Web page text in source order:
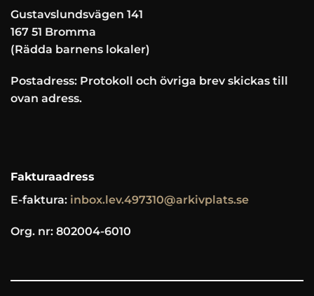
Gustavslundsvägen 141
167 51 Bromma
(Rädda barnens lokaler)
Postadress: Protokoll och övriga brev skickas till
ovan adress.
Fakturaadress
E-faktura: inbox.lev.497310@arkivplats.se
Org. nr: 802004-6010